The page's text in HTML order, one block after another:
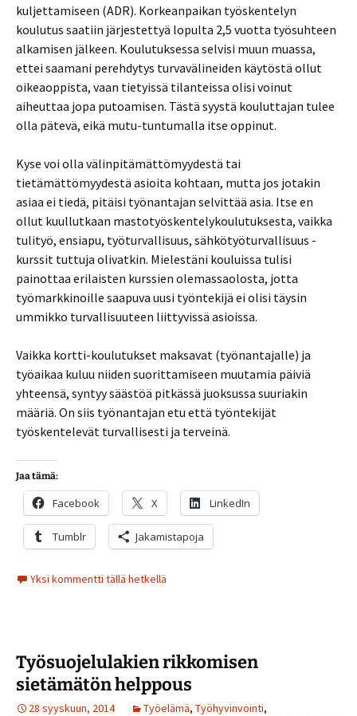
kuljettamiseen (ADR). Korkeanpaikan työskentelyn
koulutus saatiin järjestettyä lopulta 2,5 vuotta työsuhteen
alkamisen jälkeen. Koulutuksessa selvisi muun muassa,
ettei saamani perehdytys turvavälineiden käytöstä ollut
oikeaoppista, vaan tietyissä tilanteissa olisi voinut
aiheuttaa jopa putoamisen. Tästä syystä kouluttajan tulee
olla pätevä, eikä mutu-tuntumalla itse oppinut.
Kyse voi olla välinpitämättömyydestä tai
tietämättömyydestä asioita kohtaan, mutta jos jotakin
asiaa ei tiedä, pitäisi työnantajan selvittää asia. Itse en
ollut kuullutkaan mastotyöskentelykoulutuksesta, vaikka
tulityö, ensiapu, työturvallisuus, sähkötyöturvallisuus -
kurssit tuttuja olivatkin. Mielestäni kouluissa tulisi
painottaa erilaisten kurssien olemassaolosta, jotta
työmarkkinoille saapuva uusi työntekijä ei olisi täysin
ummikko turvallisuuteen liittyvissä asioissa.
Vaikka kortti-koulutukset maksavat (työnantajalle) ja
työaikaa kuluu niiden suorittamiseen muutamia päiviä
yhteensä, syntyy säästöä pitkässä juoksussa suuriakin
määriä. On siis työnantajan etu että työntekijät
työskentelevät turvallisesti ja terveinä.
Jaa tämä:
Facebook X LinkedIn
Tumblr Jakamistapoja
Yksi kommentti tällä hetkellä
Työsuojelulakien rikkomisen
sietämätön helppous
28 syyskuun, 2014 Työelämä, Työhyvinvointi,